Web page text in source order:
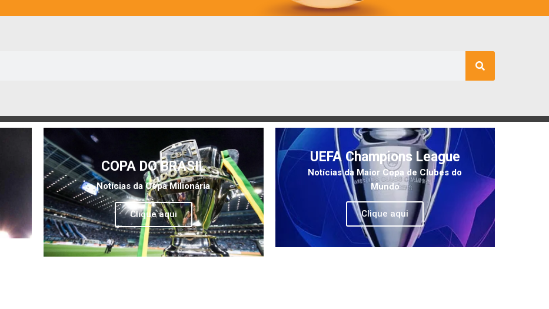
COPA DO BRASIL
Notícias da Copa Milionária
Clique aqui
UEFA Champions League
Notícias da Maior Copa de Clubes do
Mundo
Clique aqui